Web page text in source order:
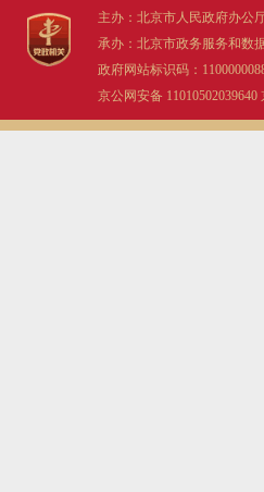
主办：北京市人民政府办公
承办：北京市政务服务和数
政府网站标识码：
京公网安备 11010502039640